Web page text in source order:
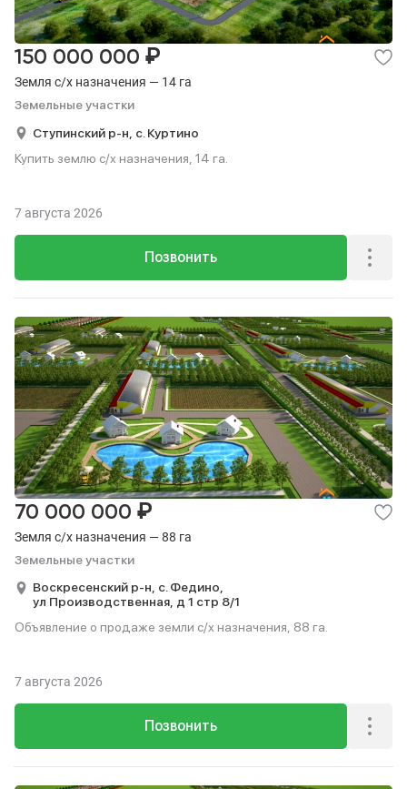
Земля с/х назначения — 14 га
Земельные участки
150 000 000 ₽
Ступинский р-н, с. Куртино
Купить землю с/х назначения, 14 га.
Позвонить
7 августа 2026
Земля с/х назначения — 88 га
Земельные участки
70 000 000 ₽
Воскресенский р-н, с. Федино,
ул Производственная, д 1 стр 8/1
Объявление о продаже земли с/х назначения, 88 га.
Позвонить
7 августа 2026